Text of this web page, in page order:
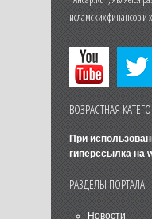
исламских финансов и
ВОЗРАСТНАЯ
При
гиперссылка на
РАЗДЕЛЫ ПОРТАЛА
Новости